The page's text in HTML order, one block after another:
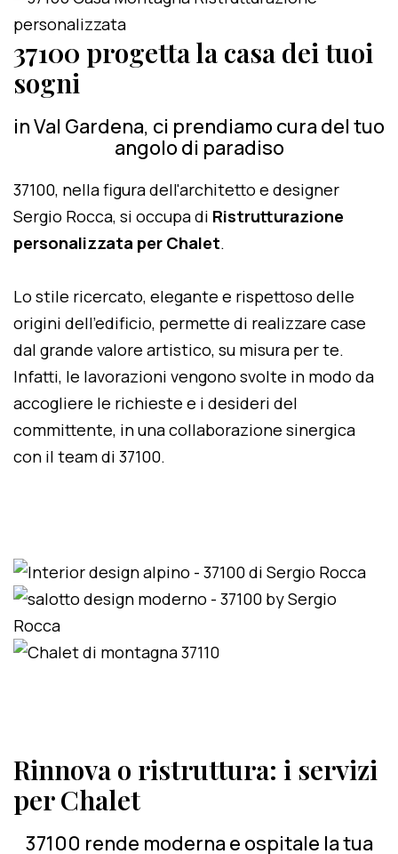
37100 progetta la casa dei tuoi
sogni
in Val Gardena, ci prendiamo cura del tuo
angolo di paradiso
37100, nella figura dell'architetto e designer
Sergio Rocca, si occupa di Ristrutturazione
personalizzata per Chalet.
Lo stile ricercato, elegante e rispettoso delle
origini dell'edificio, permette di realizzare case
dal grande valore artistico, su misura per te.
Infatti, le lavorazioni vengono svolte in modo da
accogliere le richieste e i desideri del
committente, in una collaborazione sinergica
con il team di 37100.
Rinnova o ristruttura: i servizi
per Chalet
37100 rende moderna e ospitale la tua